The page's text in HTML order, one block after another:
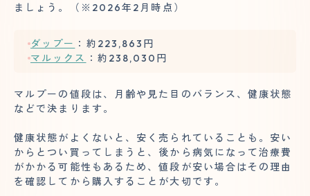
ましょう。（※2026年2月時点）
ダップー ：約223,863円
マルックス ：約238,030円
マルプーの値段は、月齢や見た目のバランス、健康状態
などで決まります。
健康状態がよくないと、安く売られていることも。安い
からとつい買ってしまうと、後から病気になって治療費
がかかる可能性もあるため、値段が安い場合はその理由
を確認してから購入することが大切です。